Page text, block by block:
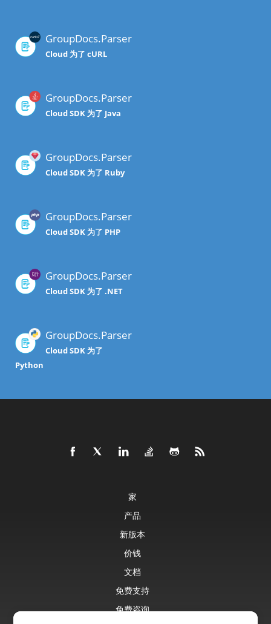
GroupDocs.Parser
Cloud 为了 cURL
GroupDocs.Parser
Cloud SDK 为了 Java
GroupDocs.Parser
Cloud SDK 为了 Ruby
GroupDocs.Parser
Cloud SDK 为了 PHP
GroupDocs.Parser
Cloud SDK 为了 .NET
GroupDocs.Parser
Cloud SDK 为了
Python
家
产品
新版本
价钱
文档
免费支持
免费咨询